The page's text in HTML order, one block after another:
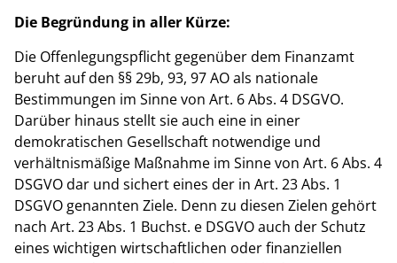
Die Begründung in aller Kürze:
Die Offenlegungspflicht gegenüber dem Finanzamt
beruht auf den §§ 29b, 93, 97 AO als nationale
Bestimmungen im Sinne von Art. 6 Abs. 4 DSGVO.
Darüber hinaus stellt sie auch eine in einer
demokratischen Gesellschaft notwendige und
verhältnismäßige Maßnahme im Sinne von Art. 6 Abs. 4
DSGVO dar und sichert eines der in Art. 23 Abs. 1
DSGVO genannten Ziele. Denn zu diesen Zielen gehört
nach Art. 23 Abs. 1 Buchst. e DSGVO auch der Schutz
eines wichtigen wirtschaftlichen oder finanziellen